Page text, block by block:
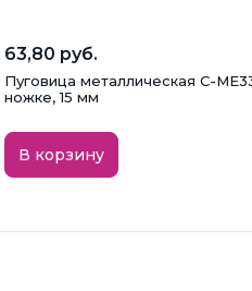
63,80 руб.
Пуговица металлическая C-
ножке, 15 мм
В корзину